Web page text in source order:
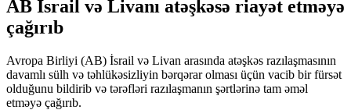
AB İsrail və Livanı atəşkəsə riayət etməyə
çağırıb
Avropa Birliyi (AB) İsrail və Livan arasında atəşkəs razılaşmasının
davamlı sülh və təhlükəsizliyin bərqərar olması üçün vacib bir fürsət
olduğunu bildirib və tərəfləri razılaşmanın şərtlərinə tam əməl
etməyə çağırıb.